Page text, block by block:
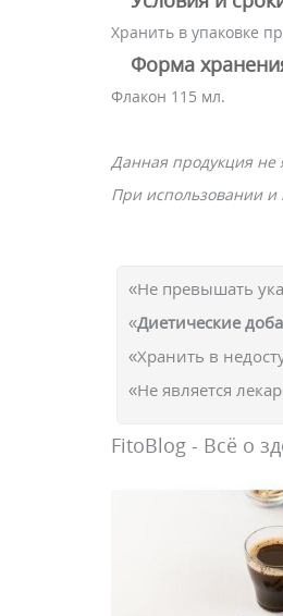
Хранить в упаковке
Форма
Флакон 115 мл.
Данная продукция не
При использовании и
«Не превышать
«Диетические
«Хранить в
«Не является
FitoBlog - Всё о